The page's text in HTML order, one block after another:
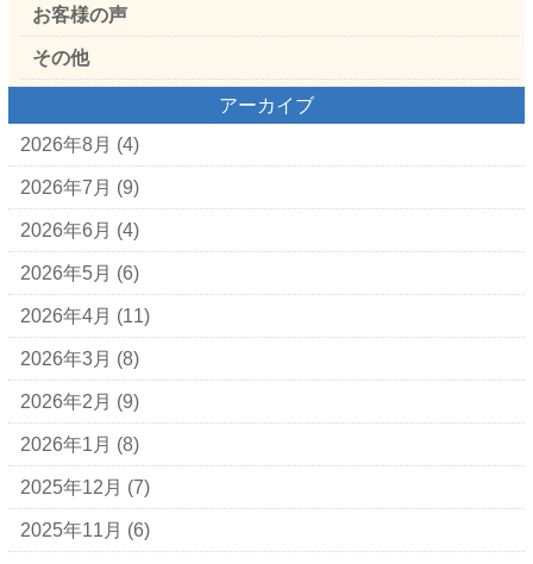
お客様の声
その他
アーカイブ
2026年8月 (4)
2026年7月 (9)
2026年6月 (4)
2026年5月 (6)
2026年4月 (11)
2026年3月 (8)
2026年2月 (9)
2026年1月 (8)
2025年12月 (7)
2025年11月 (6)